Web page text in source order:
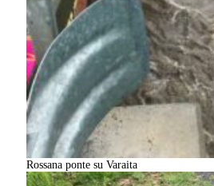
Rossana ponte su Varaita